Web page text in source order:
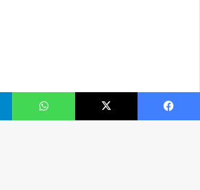
فيسبوك ‫X واتساب